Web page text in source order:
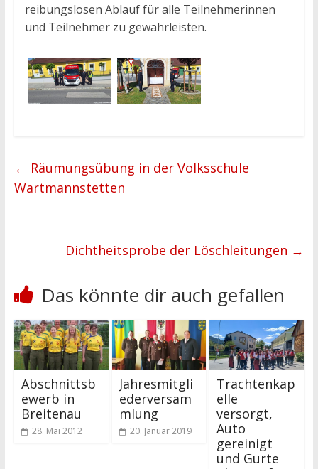
reibungslosen Ablauf für alle Teilnehmerinnen
und Teilnehmer zu gewährleisten.
← Räumungsübung in der Volksschule
Wartmannstetten
Dichtheitsprobe der Löschleitungen →
Das könnte dir auch gefallen
Abschnittsb
ewerb in
Breitenau
28. Mai 2012
Jahresmitgli
ederversam
mlung
20. Januar 2019
Trachtenkap
elle
versorgt,
Auto
gereinigt
und Gurte